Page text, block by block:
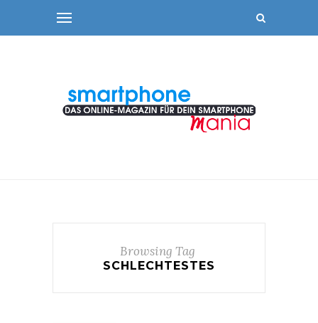
Browsing Tag
SCHLECHTESTES